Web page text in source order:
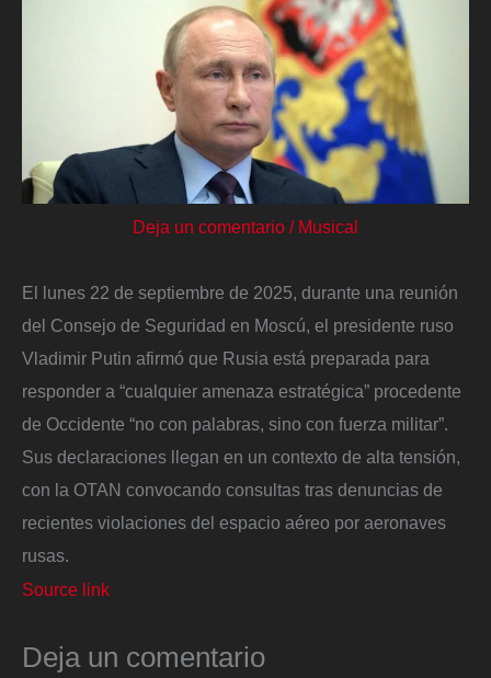
Deja un comentario / Musical
El lunes 22 de septiembre de 2025, durante una reunión
del Consejo de Seguridad en Moscú, el presidente ruso
Vladimir Putin afirmó que Rusia está preparada para
responder a “cualquier amenaza estratégica” procedente
de Occidente “no con palabras, sino con fuerza militar”.
Sus declaraciones llegan en un contexto de alta tensión,
con la OTAN convocando consultas tras denuncias de
recientes violaciones del espacio aéreo por aeronaves
rusas.
Source link
Deja un comentario